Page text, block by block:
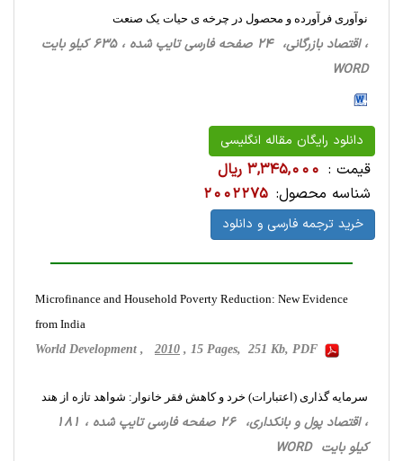
نوآوری فرآورده و محصول در چرخه ی حیات یک صنعت
، اقتصاد بازرگانی، 24 صفحه فارسی تایپ شده ، 635 کیلو بایت
WORD
دانلود رایگان مقاله انگلیسی
قیمت : 3,345,000 ریال
شناسه محصول: 2002275
خرید ترجمه فارسی و دانلود
Microfinance and Household Poverty Reduction: New Evidence
from India
World Development , 2010 , 15 Pages, 251 Kb, PDF
سرمایه گذاری (اعتبارات) خرد و کاهش فقر خانوار: شواهد تازه از هند
، اقتصاد پول و بانکداری، 26 صفحه فارسی تایپ شده ، 181
کیلو بایت WORD